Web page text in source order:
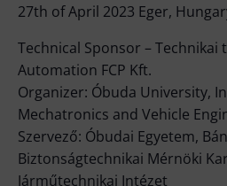
27th of April 2023 Eger,
Technical Sponsor – Technikai
Automation FCP Kft.
Organizer: Óbuda University,
Mechatronics and Vehicle
Szervező: Óbudai Egyetem,
Biztonságtechnikai Mérnöki
Járműtechnikai Intézet